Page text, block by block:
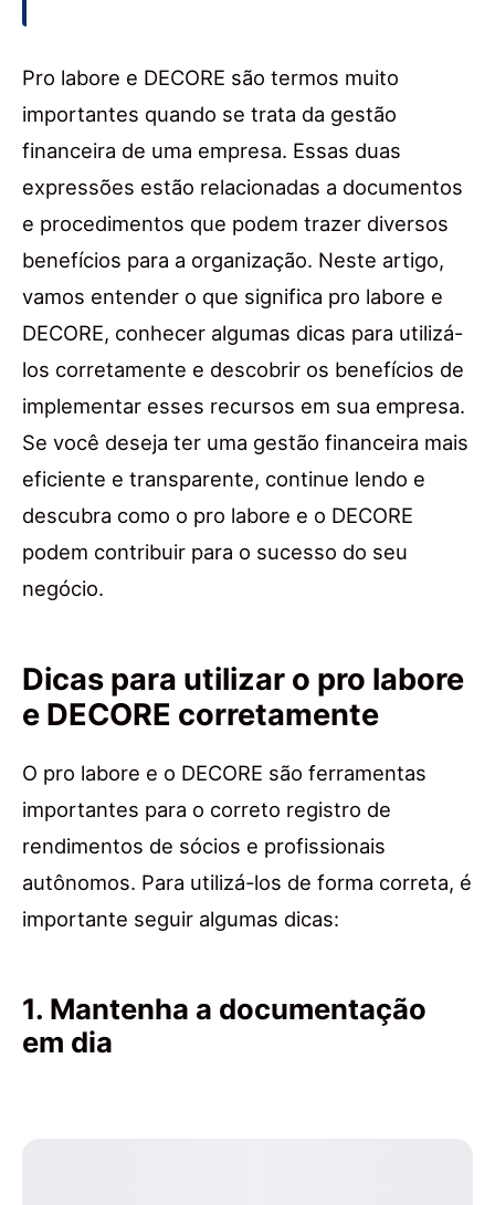
Pro labore e DECORE são termos muito
importantes quando se trata da gestão
financeira de uma empresa. Essas duas
expressões estão relacionadas a documentos
e procedimentos que podem trazer diversos
benefícios para a organização. Neste artigo,
vamos entender o que significa pro labore e
DECORE, conhecer algumas dicas para utilizá-
los corretamente e descobrir os benefícios de
implementar esses recursos em sua empresa.
Se você deseja ter uma gestão financeira mais
eficiente e transparente, continue lendo e
descubra como o pro labore e o DECORE
podem contribuir para o sucesso do seu
negócio.
Dicas para utilizar o pro labore
e DECORE corretamente
O pro labore e o DECORE são ferramentas
importantes para o correto registro de
rendimentos de sócios e profissionais
autônomos. Para utilizá-los de forma correta, é
importante seguir algumas dicas:
1. Mantenha a documentação
em dia